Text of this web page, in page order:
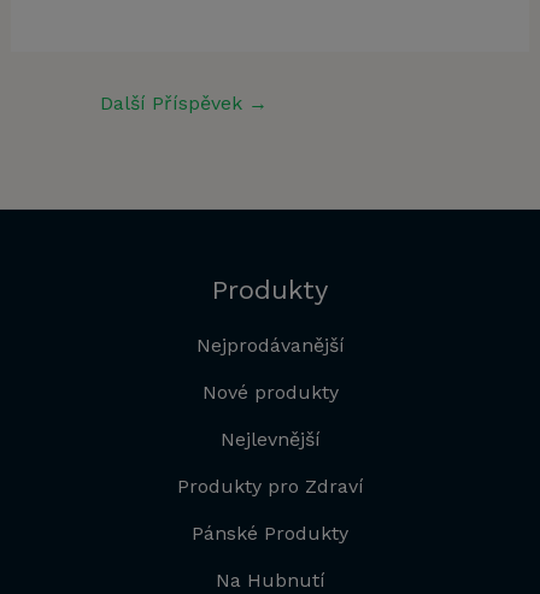
Další Příspěvek →
Produkty
Nejprodávanější
Nové produkty
Nejlevnější
Produkty pro Zdraví
Pánské Produkty
Na Hubnutí